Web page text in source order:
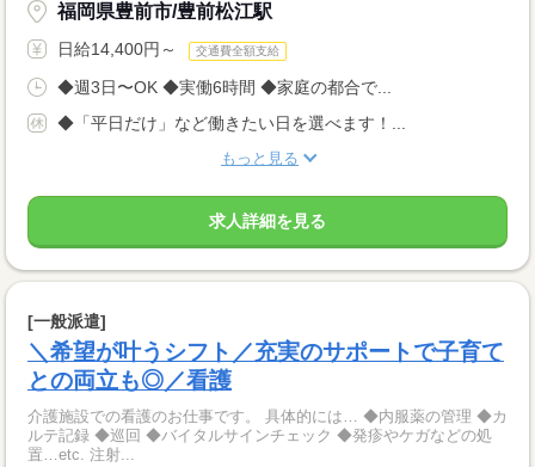
福岡県豊前市/豊前松江駅
日給14,400円～ 交通費全額支給
◆週3日〜OK ◆実働6時間 ◆家庭の都合で...
◆「平日だけ」など働きたい日を選べます！...
もっと見る
求人詳細を見る
[一般派遣]
＼希望が叶うシフト／充実のサポートで子育て
との両立も◎／看護
介護施設での看護のお仕事です。 具体的には… ◆内服薬の管理 ◆カ
ルテ記録 ◆巡回 ◆バイタルサインチェック ◆発疹やケガなどの処
置…etc. 注射...